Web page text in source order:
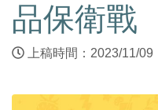
品保衛戰
上稿時間：2023/11/09